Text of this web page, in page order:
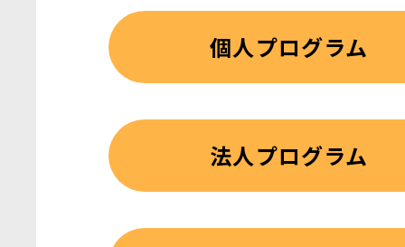
個人プログラム
法人プログラム